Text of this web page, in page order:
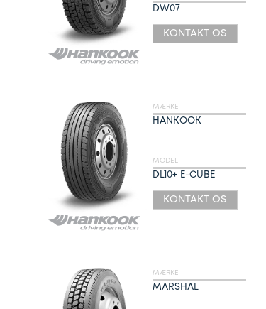
DW07
KONTAKT OS
MÆRKE
HANKOOK
MODEL
DL10+ E-CUBE
KONTAKT OS
MÆRKE
MARSHAL